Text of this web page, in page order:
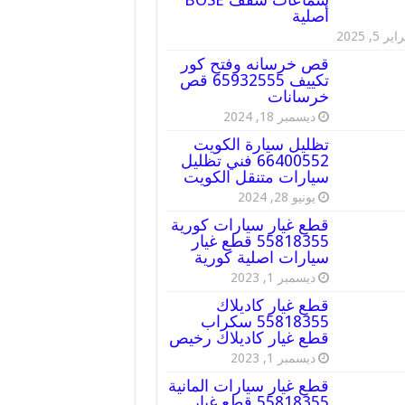
أصلية
5, 2025
قص خرسانه وفتح كور
تكييف 65932555 قص
خرسانات
ديسمبر 18, 2024
تظليل سيارة الكويت
66400552 فني تظليل
سيارات متنقل الكويت
يونيو 28, 2024
قطع غيار سيارات كورية
55818355 قطع غيار
سيارات اصلية كورية
ديسمبر 1, 2023
قطع غيار كاديلاك
55818355 سكراب
قطع غيار كاديلاك رخيص
ديسمبر 1, 2023
قطع غيار سيارات المانية